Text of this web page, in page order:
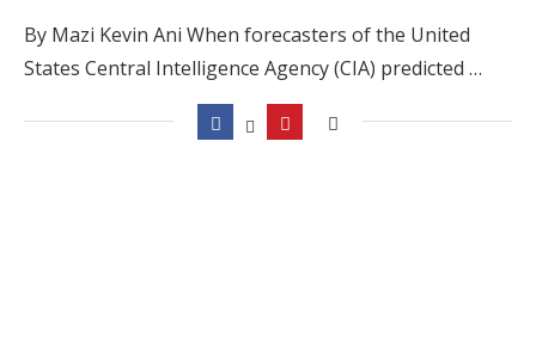
By Mazi Kevin Ani When forecasters of the United
States Central Intelligence Agency (CIA) predicted …